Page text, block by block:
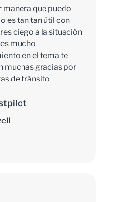
manera que puedo
es tan tan útil con
ciego a la situación
mucho
en el tema te
muchas gracias por
de tránsito